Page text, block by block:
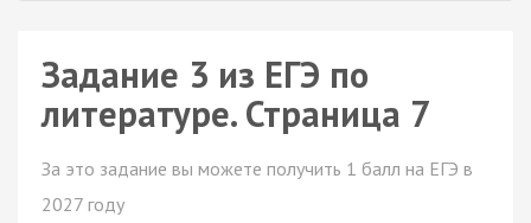
Задание 3 из ЕГЭ по
литературе. Страница 7
За это задание вы можете получить 1 балл на ЕГЭ в
2027 году